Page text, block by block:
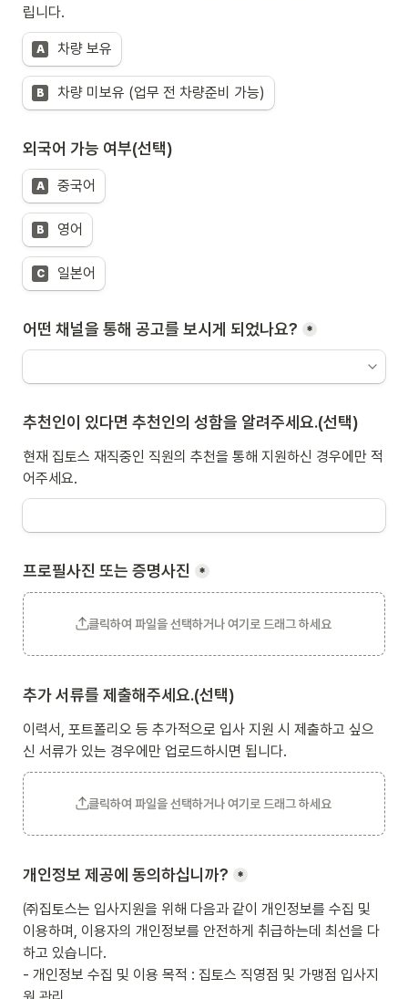
립니다.
A 차량 보유
B 차량 미보유 (업무 전 차량준비 가능)
A 중국어
B 영어
C 일본어
*
추천인이 있다면 추천인의 성함을 알려주세요.(선택)
현재 집토스 재직중인 직원의 추천을 통해 지원하신 경우에만 적
어주세요.
프로필사진 또는 증명사진 *
클릭하여 파일을 선택하거나 여기로 드래그 하세요
추가 서류를 제출해주세요.(선택)
이력서, 포트폴리오 등 추가적으로 입사 지원 시 제출하고 싶으
신 서류가 있는 경우에만 업로드하시면 됩니다.
클릭하여 파일을 선택하거나 여기로 드래그 하세요
개인정보 제공에 동의하십니까? *
㈜집토스는 입사지원을 위해 다음과 같이 개인정보를 수집 및
이용하며, 이용자의 개인정보를 안전하게 취급하는데 최선을 다
- 개인정보 수집 및 이용 목적 : 집토스 직영점 및 가맹점 입사지